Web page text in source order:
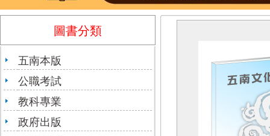
圖書分類
五南本版
公職考試
教科專業
政府出版